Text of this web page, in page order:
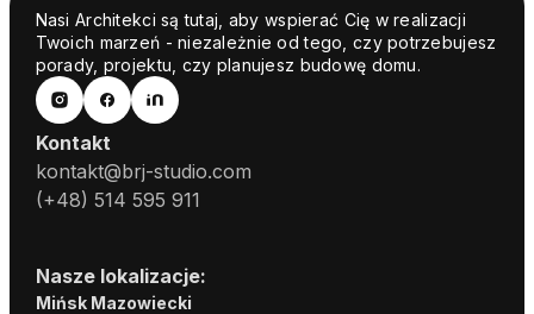
Nasi Architekci są tutaj, aby wspierać Cię w realizacji
Twoich marzeń - niezależnie od tego, czy potrzebujesz
porady, projektu, czy planujesz budowę domu.
Kontakt
kontakt@brj-studio.com
(+48) 514 595 911
Nasze lokalizacje:
Mińsk Mazowiecki